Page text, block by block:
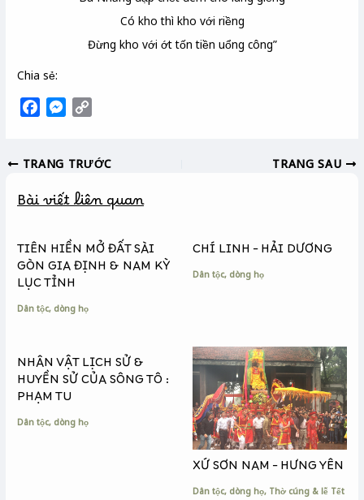
Có kho thì kho với riềng
Đừng kho với ớt tốn tiền uổng công”
Chia sẻ:
e
o
k
M
s
n
e
r
y
i
k
TRANG TRƯỚC TRANG SAU
Bài viết liên quan
TIÊN HIỀN MỞ ĐẤT SÀI
GÒN GIA ĐỊNH & NAM KỲ
LỤC TỈNH
Dân tộc, dòng họ
CHÍ LINH – HẢI DƯƠNG
Dân tộc, dòng họ
NHÂN VẬT LỊCH SỬ &
HUYỀN SỬ CỦA SÔNG TÔ :
PHẠM TU
Dân tộc, dòng họ
XỨ SƠN NAM – HƯNG YÊN
Dân tộc, dòng họ, Thờ cúng & lễ Tết